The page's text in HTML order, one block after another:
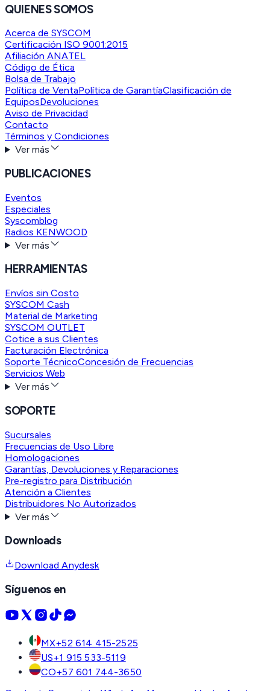
QUIENES SOMOS
Acerca de SYSCOM
Certificación ISO 9001:2015
Afiliación ANATEL
Código de Ética
Bolsa de Trabajo
Política de VentaPolítica de GarantíaClasificación de
EquiposDevoluciones
Aviso de Privacidad
Contacto
Términos y Condiciones
Ver más
PUBLICACIONES
Eventos
Especiales
Syscomblog
Radios KENWOOD
Ver más
HERRAMIENTAS
Envíos sin Costo
SYSCOM Cash
Material de Marketing
SYSCOM OUTLET
Cotice a sus Clientes
Facturación Electrónica
Soporte TécnicoConcesión de Frecuencias
Servicios Web
Ver más
SOPORTE
Sucursales
Frecuencias de Uso Libre
Homologaciones
Garantías, Devoluciones y Reparaciones
Pre-registro para Distribución
Atención a Clientes
Distribuidores No Autorizados
Ver más
Downloads
Download Anydesk
Síguenos en
MX+52 614 415-2525
US+1 915 533-5119
CO+57 601 744-3650